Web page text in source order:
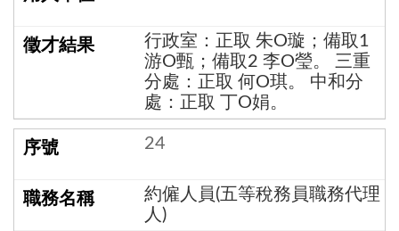
行政室：正取 朱O璇；備取1
游O甄；備取2 李O瑩。 三重
分處：正取 何O琪。 中和分
處：正取 丁O娟。
24
約僱人員(五等稅務員職務代理
人)